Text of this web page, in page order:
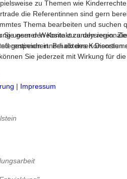
zu Themen wie Kinderrechte,
die Referentinnen sind gern
Thema bearbeiten und suchen
gern den Kontakt zu den
innerhalb des
unserer Website zu analysieren.
gespeichert. Bei externen
Sie jederzeit mit Wirkung für
| Impressum